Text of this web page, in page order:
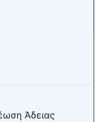
Άδειας